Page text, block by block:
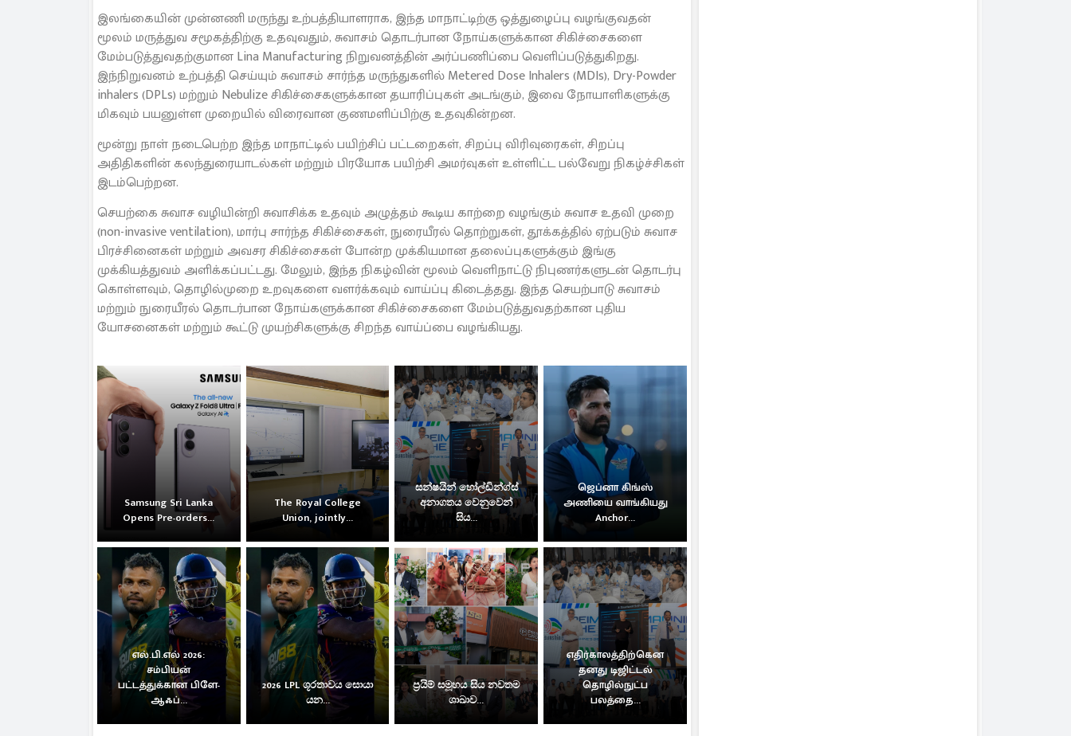
இலங்கையின் முன்னணி மருந்து உற்பத்தியாளராக, இந்த மாநாட்டிற்கு ஒத்துழைப்பு வழங்குவதன்
மூலம் மருத்துவ சமூகத்திற்கு உதவுவதும், சுவாசம் தொடர்பான நோய்களுக்கான சிகிச்சைகளை
மேம்படுத்துவதற்குமான Lina Manufacturing நிறுவனத்தின் அர்ப்பணிப்பை வெளிப்படுத்துகிறது.
இந்நிறுவனம் உற்பத்தி செய்யும் சுவாசம் சார்ந்த மருந்துகளில் Metered Dose Inhalers (MDIs), Dry-Powder
inhalers (DPLs) மற்றும் Nebulize சிகிச்சைகளுக்கான தயாரிப்புகள் அடங்கும், இவை நோயாளிகளுக்கு
மிகவும் பயனுள்ள முறையில் விரைவான குணமளிப்பிற்கு உதவுகின்றன.
மூன்று நாள் நடைபெற்ற இந்த மாநாட்டில் பயிற்சிப் பட்டறைகள், சிறப்பு விரிவுரைகள், சிறப்பு
அதிதிகளின் கலந்துரையாடல்கள் மற்றும் பிரயோக பயிற்சி அமர்வுகள் உள்ளிட்ட பல்வேறு நிகழ்ச்சிகள்
இடம்பெற்றன.
செயற்கை சுவாச வழியின்றி சுவாசிக்க உதவும் அழுத்தம் கூடிய காற்றை வழங்கும் சுவாச உதவி முறை
(non-invasive ventilation), மார்பு சார்ந்த சிகிச்சைகள், நுரையீரல் தொற்றுகள், தூக்கத்தில் ஏற்படும் சுவாச
பிரச்சினைகள் மற்றும் அவசர சிகிச்சைகள் போன்ற முக்கியமான தலைப்புகளுக்கும் இங்கு
முக்கியத்துவம் அளிக்கப்பட்டது. மேலும், இந்த நிகழ்வின் மூலம் வெளிநாட்டு நிபுணர்களுடன் தொடர்பு
கொள்ளவும், தொழில்முறை உறவுகளை வளர்க்கவும் வாய்ப்பு கிடைத்தது. இந்த செயற்பாடு சுவாசம்
மற்றும் நுரையீரல் தொடர்பான நோய்களுக்கான சிகிச்சைகளை மேம்படுத்துவதற்கான புதிய
யோசனைகள் மற்றும் கூட்டு முயற்சிகளுக்கு சிறந்த வாய்ப்பை வழங்கியது.
Samsung Sri Lanka
Opens Pre-orders...
The Royal College
Union, jointly...
සන්ෂයින් හෝල්ඩින්ග්ස්
අනාගතය වෙනුවෙන්
සිය...
ஜெப்னா கிங்ஸ்
அணியை வாங்கியது
Anchor...
எல்.பி.எல் 2026:
சம்பியன்
பட்டத்துக்கான பிளே-
ஆஃப்...
2026 LPL ශූරතාවය සොයා
යන...
ප්‍රයිම් සමූහය සිය නවතම
ශාඛාව...
எதிர்காலத்திற்கென
தனது டிஜிட்டல்
தொழில்நுட்ப
பலத்தை...